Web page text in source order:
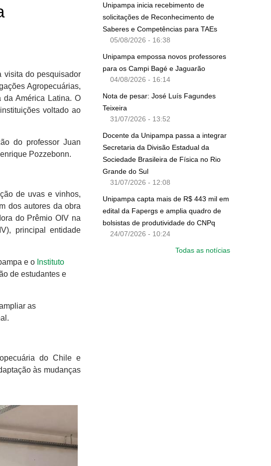
visita do pesquisador
Agropecuárias,
América Latina. O
voltado ao
do professor Juan
Pozzebonn.
de uvas e vinhos,
dos autores da obra
do Prêmio OIV na
principal entidade
e o Instituto
de estudantes e
as
do Chile e
às mudanças
Unipampa inicia recebimento de
solicitações de Reconhecimento de
Saberes e Competências para TAEs
05/08/2026 - 16:38
Unipampa empossa novos professores
para os Campi Bagé e Jaguarão
04/08/2026 - 16:14
Nota de pesar: José Luís Fagundes
Teixeira
31/07/2026 - 13:52
Docente da Unipampa passa a integrar
Secretaria da Divisão Estadual da
Sociedade Brasileira de Física no Rio
Grande do Sul
31/07/2026 - 12:08
Unipampa capta mais de R$ 443 mil em
edital da Fapergs e amplia quadro de
bolsistas de produtividade do CNPq
24/07/2026 - 10:24
Todas as notícias